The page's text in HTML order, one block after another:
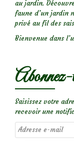
au jardin.
faune d’un jardin
privé au fil des
Bienvenue dans
Abonnez-
Saisissez votre
recevoir une
Adresse
e-